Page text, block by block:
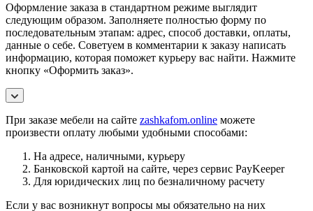
Оформление заказа в стандартном режиме выглядит
следующим образом. Заполняете полностью форму по
последовательным этапам: адрес, способ доставки, оплаты,
данные о себе. Советуем в комментарии к заказу написать
информацию, которая поможет курьеру вас найти. Нажмите
кнопку «Оформить заказ».
При заказе мебели на сайте zashkafom.online можете
произвести оплату любыми удобными способами:
На адресе, наличными, курьеру
Банковской картой на сайте, через сервис PayKeeper
Для юридических лиц по безналичному расчету
Если у вас возникнут вопросы мы обязательно на них